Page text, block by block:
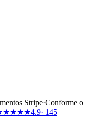
Stripe·Conforme o
4.9· 145